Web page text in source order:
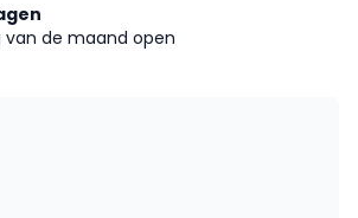
van de maand open